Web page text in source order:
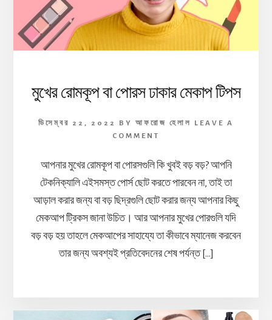
মুখের রোমকূপ বা পোরস ঢাকার মেকাপ টিপস
ডিসেম্বর 22, 2022 BY আফরোজ হেলাল
LEAVE A
COMMENT
আপনার মুখের রোমকূপ বা পোরসগুলি কি খুবই বড় বড়? আপনি
টেকনিক্যালি এইসমস্ত পোর্স ছোট করতে পারবেন না, তাই তা
আড়াল করার জন্য বা বড় ছিদ্রগুলি ছোট করার জন্য আপনার কিছু
মেকআপ ট্রিকস জানা উচিত। আর আপনার মুখের পোরগুলি যদি
বড় বড় হয় তাহলে মেকআপের সাহায্যে তা কীভাবে ম্যানেজ করবেন
তার জন্য অবশ্যই প্রতিবেদনের শেষ পর্যন্ত […]